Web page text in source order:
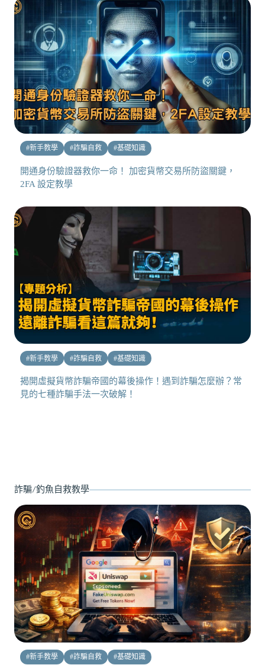
#新手教學 #詐騙自救 #基礎知識
開通身份驗證器救你一命！ 加密貨幣交易所防盜關鍵，
2FA 設定教學
#新手教學 #詐騙自救 #基礎知識
揭開虛擬貨幣詐騙帝國的幕後操作！遇到詐騙怎麼辦？常
見的七種詐騙手法一次破解！
詐騙/釣魚自救教學
#新手教學 #詐騙自救 #基礎知識